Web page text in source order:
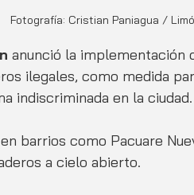
Fotografía: Cristian Paniagua /
anunció la implementación
ilegales, como medida
indiscriminada en la ciudad.
barrios como Pacuare
a cielo abierto.